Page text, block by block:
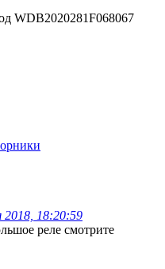
WDB2020281F068067
18:20:59
реле смотрите